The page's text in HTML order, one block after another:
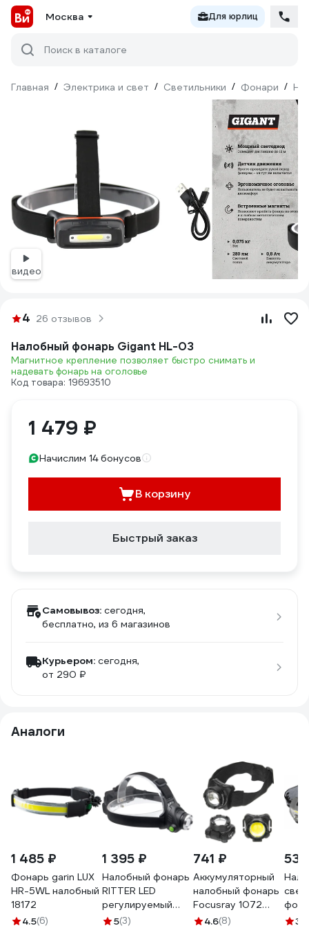
Москва Для юрлиц
Поиск в каталоге
Главная / Электрика и свет / Светильники / Фонари /
видео
4 26 отзывов
Налобный фонарь Gigant HL-03
Магнитное крепление позволяет быстро снимать и
надевать фонарь на оголовье
Код товара: 19693510
1 479 ₽
Начислим 14 бонусов
В корзину
Быстрый заказ
Самовывоз: сегодня,
бесплатно, из 6 магазинов
Курьером: сегодня,
от 290 ₽
Аналоги
1 485 ₽
Фонарь garin LUX
HR-5WL налобный
18172
4.5(6)
1 395 ₽
Налобный фонарь
RITTER LED
регулируемый
ремень датчик дв
5(3)
741 ₽
Аккумуляторный
налобный фонарь
Focusray 1072
10W COB 890040
4.6(8)
505
3